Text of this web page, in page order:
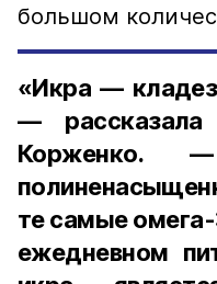
большом
«Икра —
— рассказала
Корженко.
те самые
ежедневном